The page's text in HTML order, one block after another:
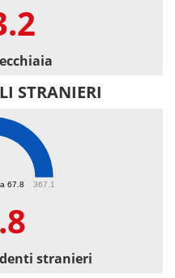
STRANIERI
67.8 367.1
stranieri